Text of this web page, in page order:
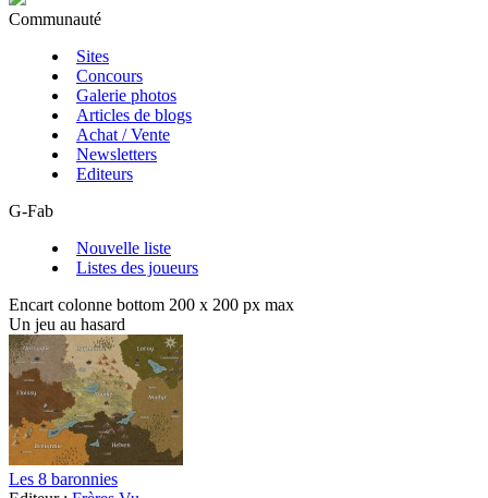
Communauté
Sites
Concours
Galerie photos
Articles de blogs
Achat / Vente
Newsletters
Editeurs
G-Fab
Nouvelle liste
Listes des joueurs
Encart colonne bottom 200 x 200 px max
Un jeu au hasard
Les 8 baronnies